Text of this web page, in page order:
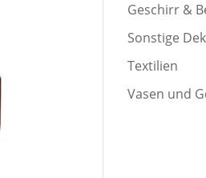
Geschirr &
Sonstige
Textilien
Vasen und